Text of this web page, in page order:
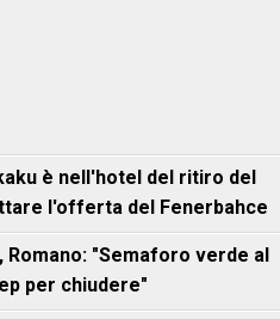
è nell'hotel del ritiro del
l'offerta del Fenerbahce
Romano: "Semaforo verde al
per chiudere"